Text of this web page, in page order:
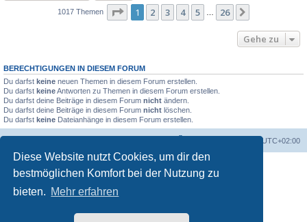
Diese Website nutzt Cookies, um dir den
bestmöglichen Komfort bei der Nutzung zu
bieten. Mehr erfahren
1017 Themen Seite 1von 26
1 2 3 4 5 26
Gehe zu
BERECHTIGUNGEN IN DIESEM FORUM
Du darfst keine neuen Themen in diesem Forum erstellen.
Du darfst keineAntworten zu Themen in diesem Forum erstellen.
Du darfst deine Beiträge in diesem Forum nicht ändern.
Du darfst deine Beiträge in diesem Forum nicht löschen.
Du darfst keine Dateianhänge in diesem Forum erstellen.
UTC+02:00